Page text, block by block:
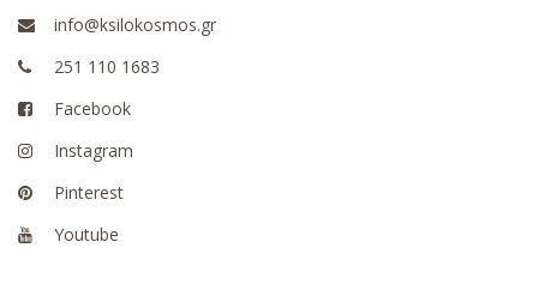
info@ksilokosmos.gr
251 110 1683
Facebook
Instagram
Pinterest
Youtube